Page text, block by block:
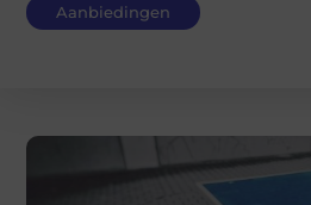
Aanbiedingen